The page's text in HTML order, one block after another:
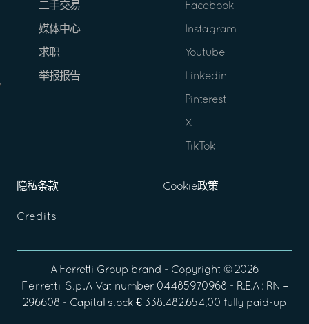
二手交易
媒体中心
求职
举报报告
Facebook
Instagram
Youtube
Linkedin
Pinterest
X
TikTok
隐私条款 Cookie政策
Credits
A Ferretti Group brand - Copyright © 2026
Ferretti S.p.A Vat number 04485970968 - R.E.A : RN –
296608 - Capital stock € 338.482.654,00 fully paid-up